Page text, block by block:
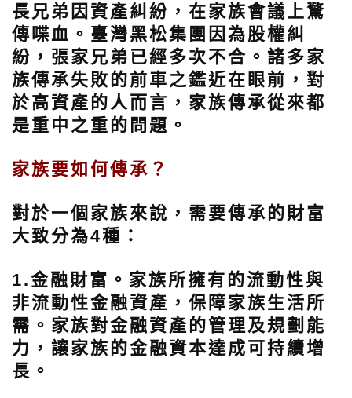
長兄弟因資產糾紛，在家族會議上驚
傳喋血。臺灣黑松集團因為股權糾
紛，張家兄弟已經多次不合。諸多家
族傳承失敗的前車之鑑近在眼前，對
於高資產的人而言，家族傳承從來都
是重中之重的問題。
家族要如何傳承？
對於一個家族來說，需要傳承的財富
大致分為4種：
1.金融財富。 家族所擁有的流動性與
非流動性金融資產，保障家族生活所
需。家族對金融資產的管理及規劃能
力，讓家族的金融資本達成可持續增
長。